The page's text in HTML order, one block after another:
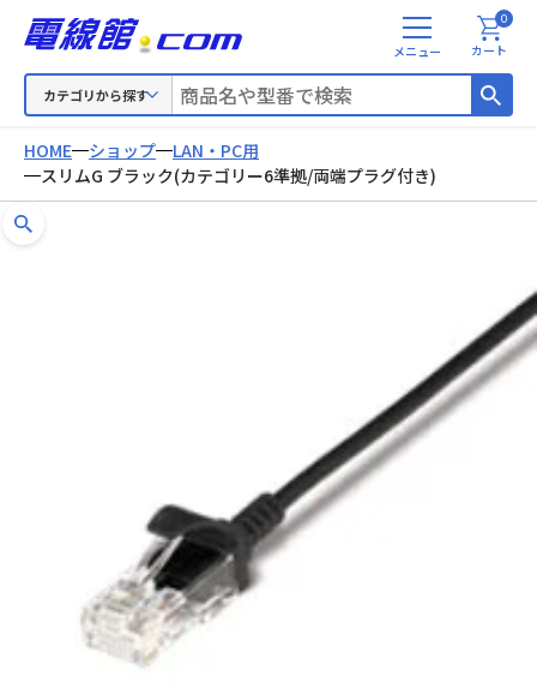
カテゴリから探す
メ
ニ
カート
0
HOME ショップ
LAN・PC用
スリムG ブラック(カテゴリー6準拠/両端プラグ付き)